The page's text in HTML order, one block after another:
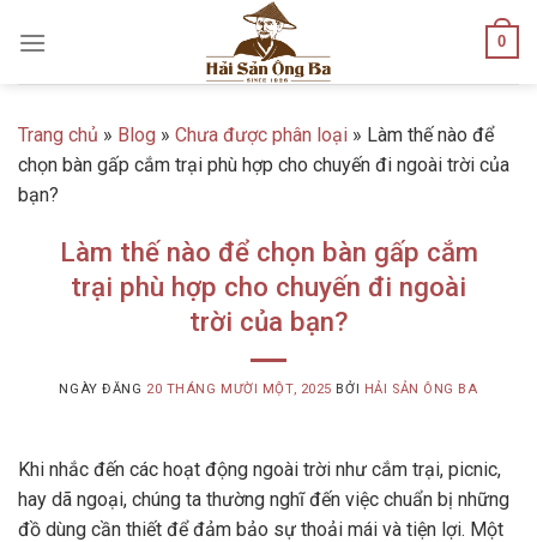
0
Trang chủ » Blog » Chưa được phân loại » Làm thế nào để
chọn bàn gấp cắm trại phù hợp cho chuyến đi ngoài trời của
bạn?
Làm thế nào để chọn bàn gấp cắm
trại phù hợp cho chuyến đi ngoài
trời của bạn?
NGÀY ĐĂNG 20 THÁNG MƯỜI MỘT, 2025 BỞI HẢI SẢN ÔNG BA
Khi nhắc đến các hoạt động ngoài trời như cắm trại, picnic,
hay dã ngoại, chúng ta thường nghĩ đến việc chuẩn bị những
đồ dùng cần thiết để đảm bảo sự thoải mái và tiện lợi. Một